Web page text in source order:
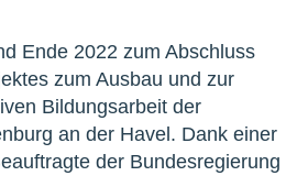
Ende 2022 zum Abschluss
zum Ausbau und zur
Bildungsarbeit der
an der Havel. Dank einer
der Bundesregierung